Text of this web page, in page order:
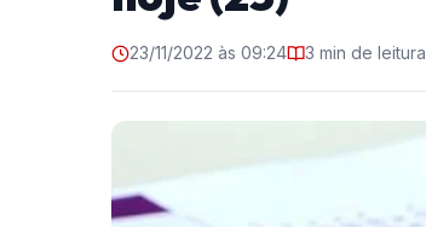
23/11/2022 às 09:24 3 min de leitura